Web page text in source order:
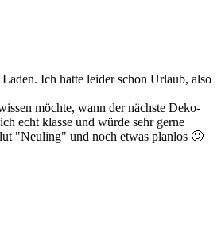
Ich hatte leider schon Urlaub, also
möchte, wann der nächste Deko-
echt klasse und würde sehr gerne
"Neuling" und noch etwas planlos 🙂